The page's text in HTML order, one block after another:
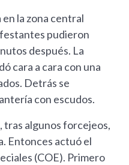
la zona central
pudieron
después. La
cara a cara con una
Detrás se
con escudos.
algunos forcejeos,
Entonces actuó el
(COE). Primero